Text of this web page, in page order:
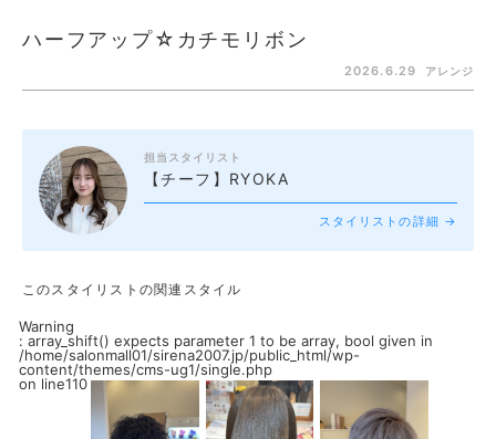
ハーフアップ☆カチモリボン
2026.6.29 アレンジ
担当スタイリスト
【チーフ】RYOKA
スタイリストの詳細 →
このスタイリストの関連スタイル
Warning
: array_shift() expects parameter 1 to be array, bool given in
/home/salonmall01/sirena2007.jp/public_html/wp-
content/themes/cms-ug1/single.php
on line110